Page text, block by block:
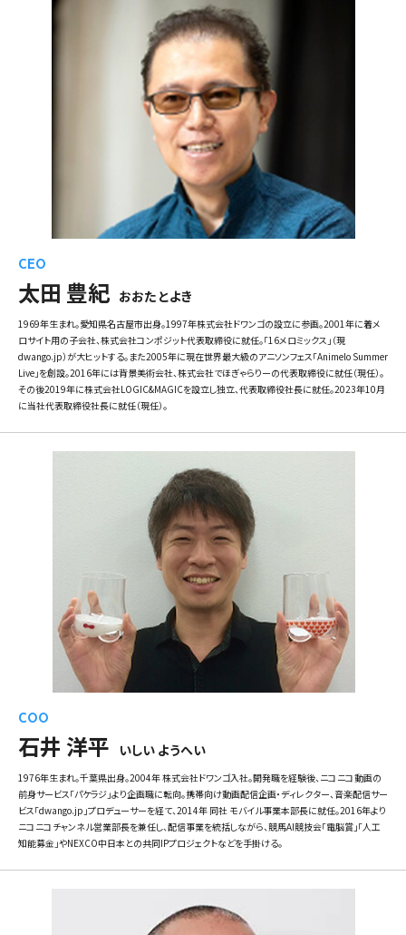
CEO
太田 豊紀 おおた とよき
1969年生まれ。愛知県名古屋市出身。1997年株式会社ドワンゴの設立に参画。2001年に着メ
ロサイト用の子会社、株式会社コンポジット代表取締役に就任。「16メロミックス」（現
dwango.jp）が大ヒットする。また2005年に現在世界最大級のアニソンフェス「Animelo Summer
Live」を創設。2016年には背景美術会社、株式会社でほぎゃらりーの代表取締役に就任（現任）。
その後2019年に株式会社LOGIC&MAGICを設立し独立、代表取締役社長に就任。2023年10月
に当社代表取締役社長に就任（現任）。
COO
石井 洋平 いしい ようへい
1976年生まれ。千葉県出身。2004年 株式会社ドワンゴ入社。開発職を経験後、ニコニコ動画の
前身サービス「パケラジ」より企画職に転向。携帯向け動画配信企画・ディレクター、音楽配信サー
ビス「dwango.jp」プロデューサーを経て、2014年 同社 モバイル事業本部長に就任。2016年より
ニコニコチャンネル営業部長を兼任し、配信事業を統括しながら、競馬AI競技会「電脳賞」「人工
知能募金」やNEXCO中日本との共同IPプロジェクトなどを手掛ける。